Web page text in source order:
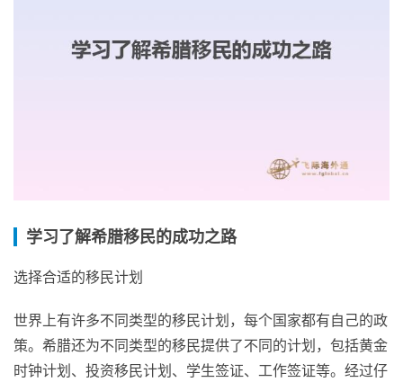
学习了解希腊移民的成功之路
选择合适的移民计划
世界上有许多不同类型的移民计划，每个国家都有自己的政
策。希腊还为不同类型的移民提供了不同的计划，包括黄金
时钟计划、投资移民计划、学生签证、工作签证等。经过仔